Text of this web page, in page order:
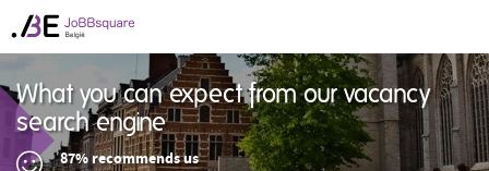
What you can expect from our vacancy
search engine
87% recommends us